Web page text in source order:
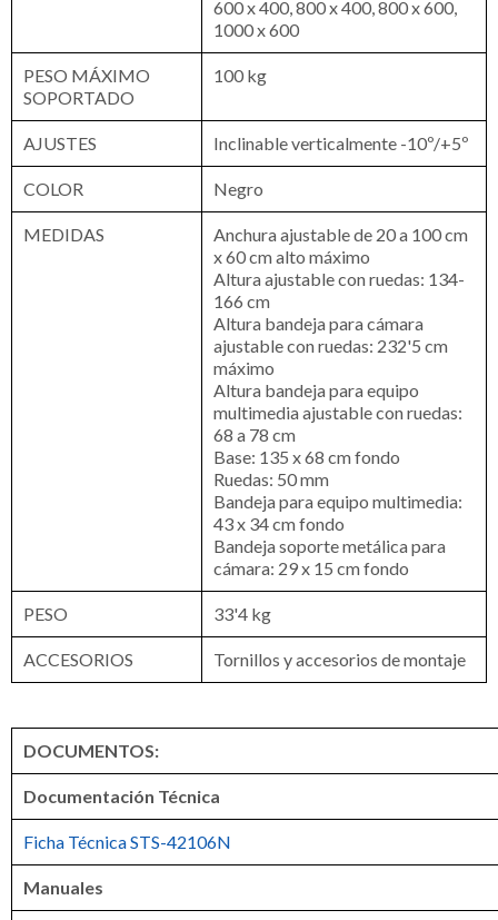
600 x 400, 800 x 400, 800 x 600,
1000 x 600
PESO MÁXIMO
SOPORTADO
100 kg
AJUSTES Inclinable verticalmente -10º/+5º
COLOR Negro
MEDIDAS
Anchura ajustable de 20 a 100 cm
x 60 cm alto máximo
Altura ajustable con ruedas: 134-
166 cm
Altura bandeja para cámara
ajustable con ruedas: 232'5 cm
máximo
Altura bandeja para equipo
multimedia ajustable con ruedas:
68 a 78 cm
Base: 135 x 68 cm fondo
Ruedas: 50 mm
Bandeja para equipo multimedia:
43 x 34 cm fondo
Bandeja soporte metálica para
cámara: 29 x 15 cm fondo
PESO 33'4 kg
ACCESORIOS Tornillos y accesorios de montaje
DOCUMENTOS:
Documentación Técnica
Ficha Técnica STS-42106N
Manuales